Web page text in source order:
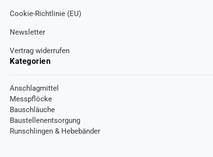
Cookie-Richtlinie (EU)
Newsletter
Vertrag widerrufen
Kategorien
Anschlagmittel
Messpflöcke
Bauschläuche
Baustellenentsorgung
Runschlingen & Hebebänder